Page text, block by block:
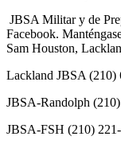
JBSA Militar y de
Facebook.
Sam Houston,
Lackland JBSA
JBSA-Randolph
JBSA-FSH (210)